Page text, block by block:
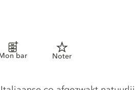
bar Noter